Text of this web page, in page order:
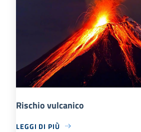
Rischio vulcanico
LEGGI DI PIÙ